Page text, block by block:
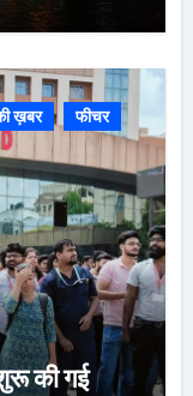
ख़बर फीचर
की गई